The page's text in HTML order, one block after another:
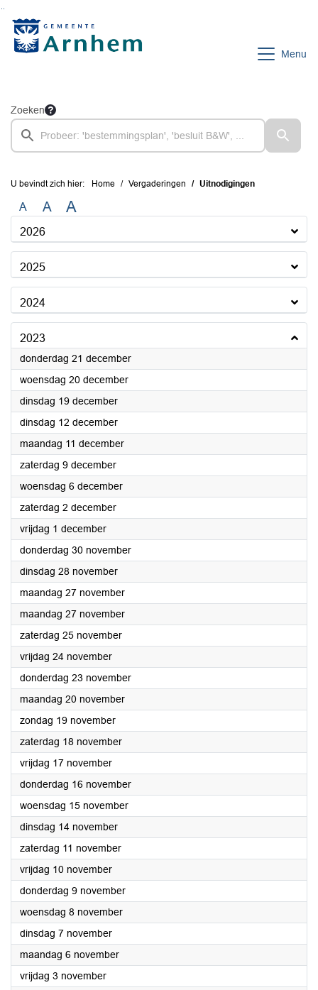
Menu
Zoeken
U bevindt zich hier: Home Vergaderingen Uitnodigingen
A A A
2026
2025
2024
2023
donderdag 21 december2023
woensdag 20 december2023
dinsdag 19 december2023
dinsdag 12 december2023
maandag 11 december2023
zaterdag 9 december2023
woensdag 6 december2023
zaterdag 2 december2023
vrijdag 1 december2023
donderdag 30 november2023
dinsdag 28 november2023
maandag 27 november2023
maandag 27 november2023
zaterdag 25 november2023
vrijdag 24 november2023
donderdag 23 november2023
maandag 20 november2023
zondag 19 november2023
zaterdag 18 november2023
vrijdag 17 november2023
donderdag 16 november2023
woensdag 15 november2023
dinsdag 14 november2023
zaterdag 11 november2023
vrijdag 10 november2023
donderdag 9 november2023
woensdag 8 november2023
dinsdag 7 november2023
maandag 6 november2023
vrijdag 3 november2023